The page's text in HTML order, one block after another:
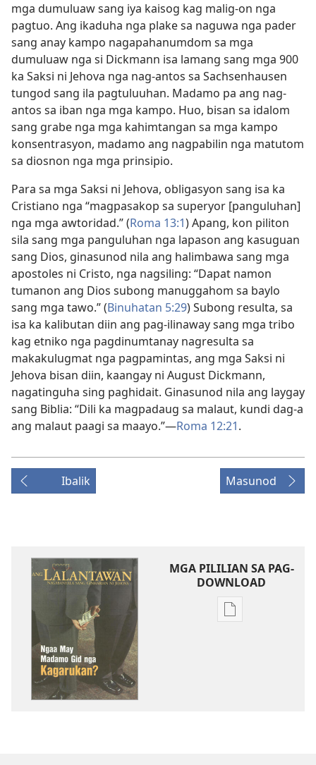
mga dumuluaw sang iya kaisog kag malig-on nga
pagtuo. Ang ikaduha nga plake sa naguwa nga pader
sang anay kampo nagapahanumdom sa mga
dumuluaw nga si Dickmann isa lamang sang mga 900
ka Saksi ni Jehova nga nag-antos sa Sachsenhausen
tungod sang ila pagtuluuhan. Madamo pa ang nag-
antos sa iban nga mga kampo. Huo, bisan sa idalom
sang grabe nga mga kahimtangan sa mga kampo
konsentrasyon, madamo ang nagpabilin nga matutom
sa diosnon nga mga prinsipio.
Para sa mga Saksi ni Jehova, obligasyon sang isa ka
Cristiano nga “magpasakop sa superyor [panguluhan]
nga mga awtoridad.” (Roma 13:1) Apang, kon piliton
sila sang mga panguluhan nga lapason ang kasuguan
sang Dios, ginasunod nila ang halimbawa sang mga
apostoles ni Cristo, nga nagsiling: “Dapat namon
tumanon ang Dios subong manuggahom sa baylo
sang mga tawo.” (Binuhatan 5:29) Subong resulta, sa
isa ka kalibutan diin ang pag-ilinaway sang mga tribo
kag etniko nga pagdinumtanay nagresulta sa
makakulugmat nga pagpamintas, ang mga Saksi ni
Jehova bisan diin, kaangay ni August Dickmann,
nagatinguha sing paghidait. Ginasunod nila ang laygay
sang Biblia: “Dili ka magpadaug sa malaut, kundi dag-a
ang malaut paagi sa maayo.”​—⁠Roma 12:⁠21.
Ibalik Masunod
MGA PILILIAN SA PAG-
DOWNLOAD
Mga